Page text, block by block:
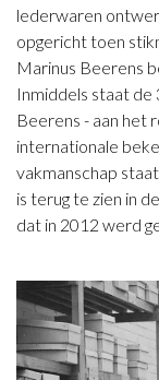
lederwaren
opgericht toen
Marinus Beerens
Inmiddels staat
Beerens - aan het
internationale
vakmanschap
is terug te zien in
dat in 2012 werd